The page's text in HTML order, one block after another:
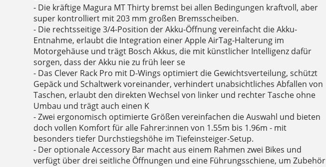
- Die kräftige Magura MT Thirty bremst bei allen Bedingungen kraftvoll, aber
super kontrolliert mit 203 mm großen Bremsscheiben.
- Die rechtsseitige 3/4-Position der Akku-Öffnung vereinfacht die Akku-
Entnahme, erlaubt die Integration einer Apple AirTag-Halterung im
Motorgehäuse und trägt Bosch Akkus, die mit künstlicher Intelligenz dafür
sorgen, dass der Akku nie zu früh leer se
- Das Clever Rack Pro mit D-Wings optimiert die Gewichtsverteilung, schützt
Gepäck und Schaltwerk voreinander, verhindert unabsichtliches Abfallen von
Taschen, erlaubt den direkten Wechsel von linker und rechter Tasche ohne
Umbau und trägt auch einen K
- Zwei ergonomisch optimierte Größen vereinfachen die Auswahl und bieten
doch vollen Komfort für alle Fahrer:innen von 1.55m bis 1.96m - mit
besonders tiefer Durchstiegshöhe im Tiefeinsteiger-Setup.
- Der optionale Accessory Bar macht aus einem Rahmen zwei Bikes und
verfügt über drei seitliche Öffnungen und eine Führungsschiene, um Zubehör